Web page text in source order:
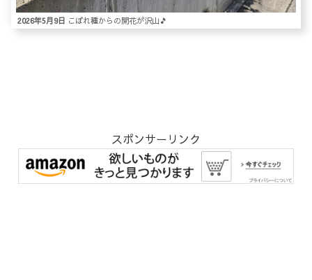
2026年5月9日 こぼれ種からの開花が沢山🎵
スポンサーリンク